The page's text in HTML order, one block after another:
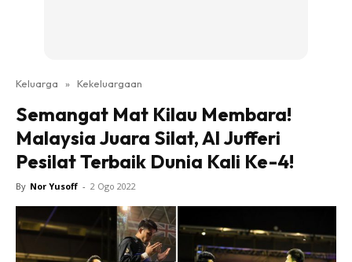
Keluarga » Kekeluargaan
Semangat Mat Kilau Membara!
Malaysia Juara Silat, Al Jufferi
Pesilat Terbaik Dunia Kali Ke-4!
By Nor Yusoff - 2 Ogo 2022